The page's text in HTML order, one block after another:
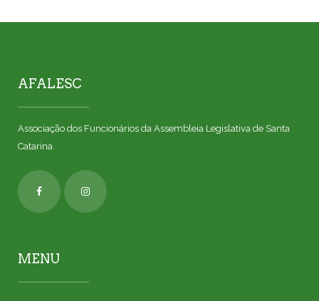
AFALESC
Associação dos Funcionários da Assembleia Legislativa de Santa
Catarina.
MENU